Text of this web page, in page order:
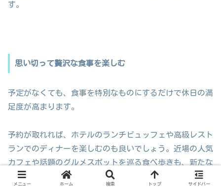
す。
思い切って贅沢な食事を楽しむ
予定がなくても、食事を特別なものにするだけで休日の満
足度が高まります。
予約が取れれば、ホテルのランチビュッフェや高級レスト
ランでのディナーを楽しむのも良いでしょう。近場の人気
カフェや話題のグルメスポットを巡る食べ歩きも、新たな
発見につながります。
メニュー ホーム 検索 トップ サイドバー